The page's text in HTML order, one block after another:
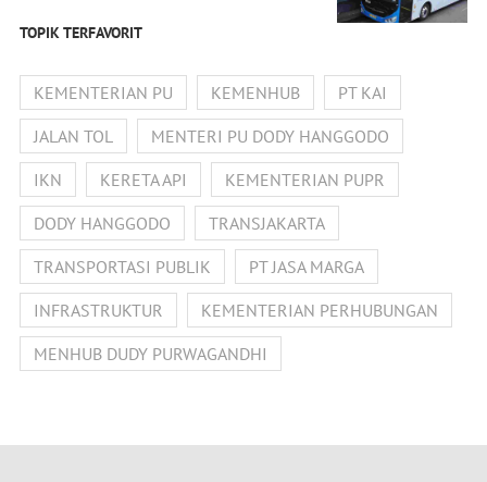
TOPIK TERFAVORIT
KEMENTERIAN PU KEMENHUB
PT KAI
JALAN TOL
MENTERI PU DODY HANGGODO
IKN
KERETA API
KEMENTERIAN PUPR
DODY HANGGODO
TRANSJAKARTA
TRANSPORTASI PUBLIK
PT JASA MARGA
INFRASTRUKTUR
KEMENTERIAN PERHUBUNGAN
MENHUB DUDY PURWAGANDHI